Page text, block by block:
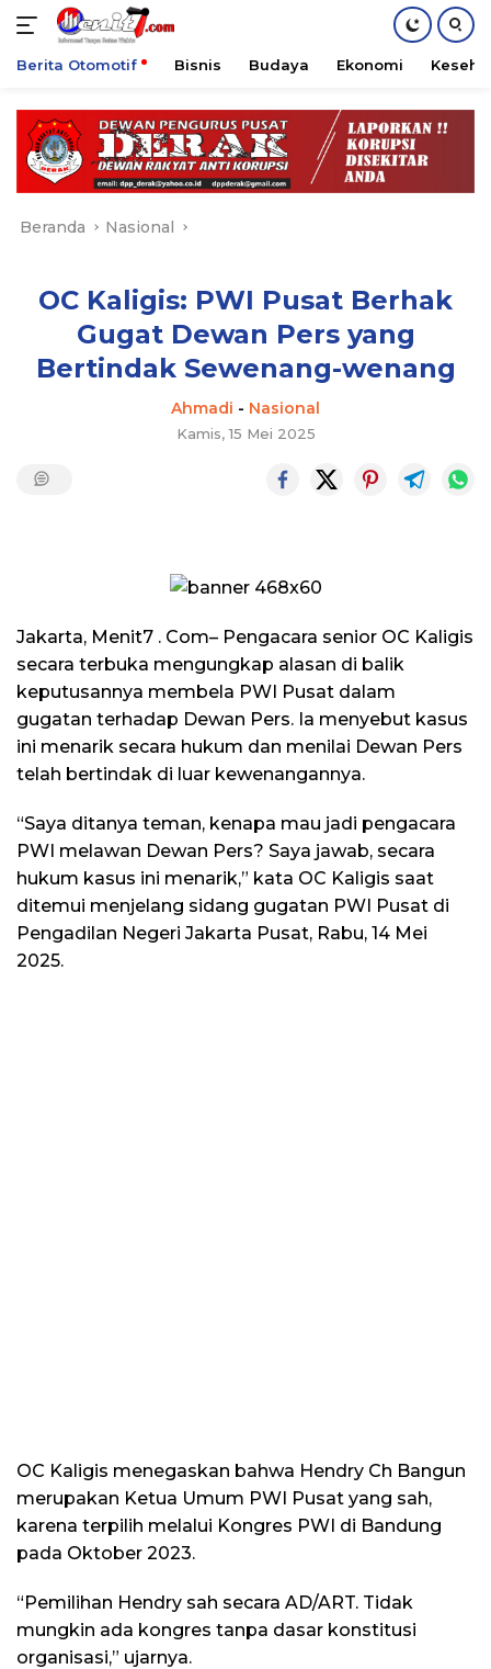
konten
Berita Otomotif Bisnis Budaya Ekonomi
Beranda Nasional
OC Kaligis: PWI Pusat Berhak
Gugat Dewan Pers yang
Bertindak Sewenang-wenang
Ahmadi - Nasional
Kamis, 15 Mei 2025
Jakarta, Menit7 . Com– Pengacara senior OC Kaligis
secara terbuka mengungkap alasan di balik
keputusannya membela PWI Pusat dalam
gugatan terhadap Dewan Pers. Ia menyebut kasus
ini menarik secara hukum dan menilai Dewan Pers
telah bertindak di luar kewenangannya.
“Saya ditanya teman, kenapa mau jadi pengacara
PWI melawan Dewan Pers? Saya jawab, secara
hukum kasus ini menarik,” kata OC Kaligis saat
ditemui menjelang sidang gugatan PWI Pusat di
Pengadilan Negeri Jakarta Pusat, Rabu, 14 Mei
2025.
OC Kaligis menegaskan bahwa Hendry Ch Bangun
merupakan Ketua Umum PWI Pusat yang sah,
karena terpilih melalui Kongres PWI di Bandung
pada Oktober 2023.
“Pemilihan Hendry sah secara AD/ART. Tidak
mungkin ada kongres tanpa dasar konstitusi
organisasi,” ujarnya.